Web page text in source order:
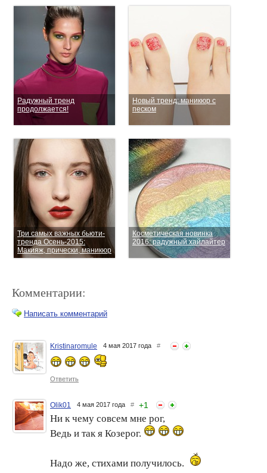
Радужный тренд
продолжается!
Новый тренд: маникюр с
песком
Три самых важных бьюти-
тренда Осень-2015:
Макияж, прически, маникюр
Косметическая новинка
2016: радужный хайлайтер
Новый тренд –
дополнительная пара глаз
Комментарии:
Написать комментарий
Kristinaromule 4 мая 2017 года #
Ответить
Olik01 4 мая 2017 года # +1
Ни к чему совсем мне рог,
Ведь и так я Козерог.
Надо же, стихами получилось.